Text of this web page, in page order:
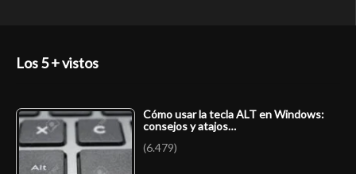
Los 5 + vistos
Cómo usar la tecla ALT en Windows:
consejos y atajos…
(6.479)